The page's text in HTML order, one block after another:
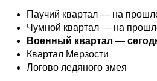
Паучий квартал — на
Чумной квартал — на
Военный квартал —
Квартал Мерзости
Логово ледяного змея